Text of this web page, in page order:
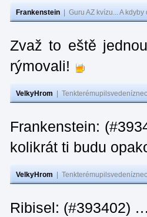
Frankenstein Guru AZ kvízu... A
Zvaž to eště
rýmovali!
VelkyHrom
Frankenstein:
kolikrát ti budu
VelkyHrom
Ribisel: (#393402)